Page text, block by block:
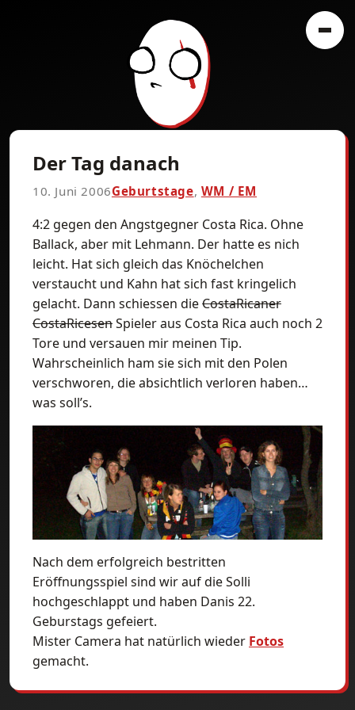
Der Tag danach
10. Juni 2006Geburtstage, WM / EM
4:2 gegen den Angstgegner Costa Rica. Ohne
Ballack, aber mit Lehmann. Der hatte es nich
leicht. Hat sich gleich das Knöchelchen
verstaucht und Kahn hat sich fast kringelich
gelacht. Dann schiessen dieCostaRicaner
CostaRicesenSpieler aus Costa Rica auch noch 2
Tore und versauen mir meinen Tip.
Wahrscheinlich ham sie sich mit den Polen
verschworen, die absichtlich verloren haben…
was soll’s.
Nach dem erfolgreich bestritten
Eröffnungsspiel sind wir auf die Solli
hochgeschlappt und haben Danis 22.
Geburstags gefeiert.
Mister Camera hat natürlich wieder Fotos
gemacht.